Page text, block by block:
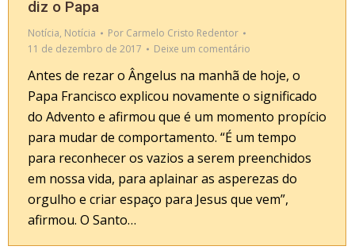
diz o Papa
Notícia, Notícia Por Carmelo Cristo Redentor
11 de dezembro de 2017
Deixe um comentário
Antes de rezar o Ângelus na manhã de hoje, o
Papa Francisco explicou novamente o significado
do Advento e afirmou que é um momento propício
para mudar de comportamento. “É um tempo
para reconhecer os vazios a serem preenchidos
em nossa vida, para aplainar as asperezas do
orgulho e criar espaço para Jesus que vem”,
afirmou. O Santo…